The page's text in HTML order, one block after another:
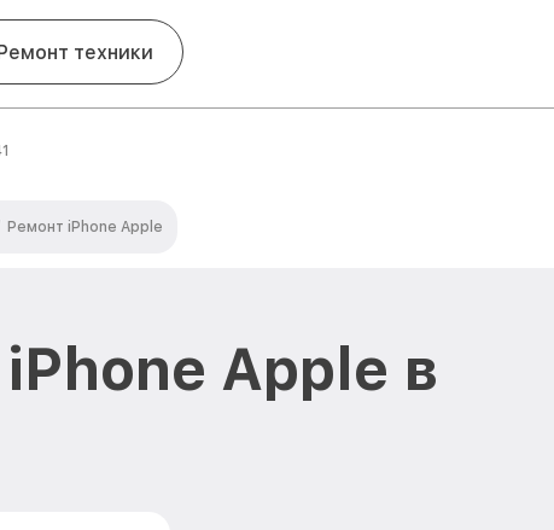
техники
Ремонт iPhone Apple
Apple в